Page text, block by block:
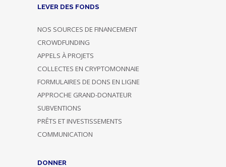
LEVER DES FONDS
NOS SOURCES DE FINANCEMENT
CROWDFUNDING
APPELS À PROJETS
COLLECTES EN CRYPTOMONNAIE
FORMULAIRES DE DONS EN LIGNE
APPROCHE GRAND-DONATEUR
SUBVENTIONS
PRÊTS ET INVESTISSEMENTS
COMMUNICATION
DONNER